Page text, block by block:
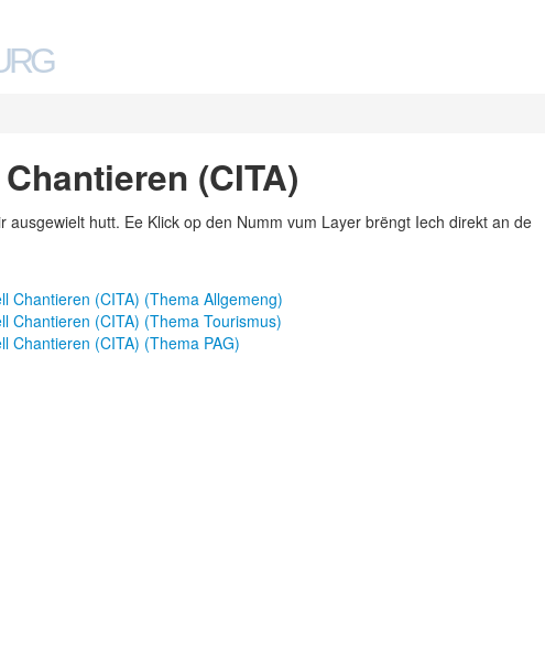
(CITA)
hutt. Ee Klick op den Numm vum Layer brëngt Iech direkt an de
Chantieren (CITA) (Thema Allgemeng)
Chantieren (CITA) (Thema Tourismus)
Chantieren (CITA) (Thema PAG)